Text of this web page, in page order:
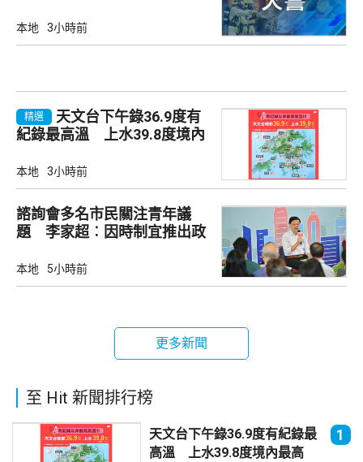
本地 3小時前
精選
天文台下午錄36.9度有
紀錄最高溫 上水39.8度境內
本地 3小時前
諮詢會多名市民關注青年議
題 李家超︰因時制宜推出政
本地 5小時前
更多新聞
至 Hit 新聞排行榜
天文台下午錄36.9度有紀錄最
高溫 上水39.8度境內最高
1